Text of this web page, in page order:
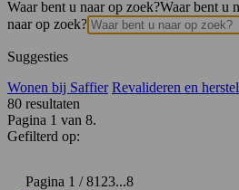
Waar bent u naar op zoek?Waar bent u
naar op zoek?
Suggesties
Wonen bij Saffier Revalideren en
80 resultaten
Pagina 1 van 8.
Gefilterd op:
Pagina 1 / 81 23...8